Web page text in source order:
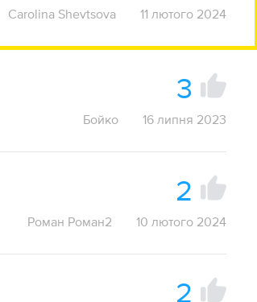
Carolina Shevtsova 11 лютого 2024
3
Бойко 16 липня 2023
2
Роман Роман2 10 лютого 2024
2